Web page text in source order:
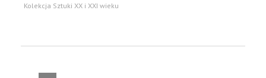
Kolekcja Sztuki XX i XXI wieku